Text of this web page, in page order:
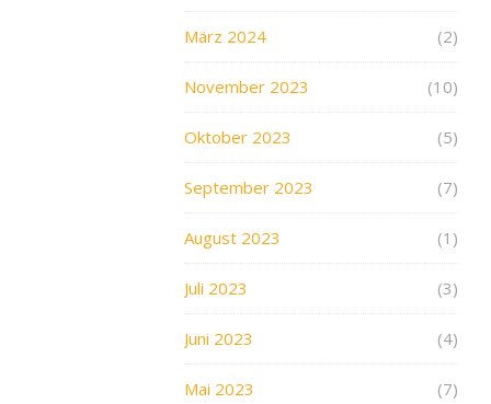
März 2024 (2)
November 2023 (10)
Oktober 2023 (5)
September 2023 (7)
August 2023 (1)
Juli 2023 (3)
Juni 2023 (4)
Mai 2023 (7)